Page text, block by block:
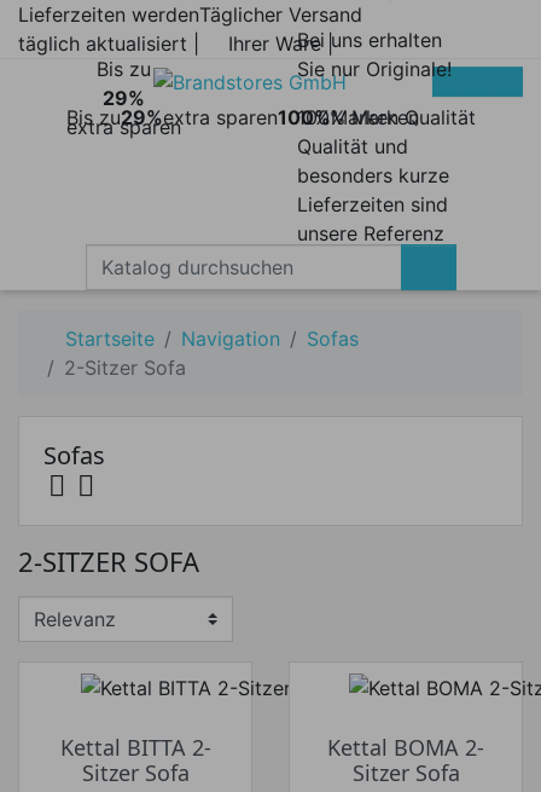
Lieferzeiten werden
täglich aktualisiert |
Täglicher Versand
Ihrer Ware |
Bis zu29%extra sparen
Bis zu
29%
extra sparen
100%Marken Qualität
Bei uns erhalten
Sie nur Originale!
100% Marken
Qualität und
besonders kurze
Lieferzeiten sind
unsere Referenz
Startseite Navigation
Sofas
2-Sitzer Sofa
Preis von
Sofas
 
2-SITZER SOFA
Kettal BITTA 2-
Sitzer Sofa
Kettal BOMA 2-
Sitzer Sofa